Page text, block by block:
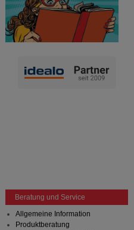
Beratung und Service
Allgemeine Information
Produktberatung